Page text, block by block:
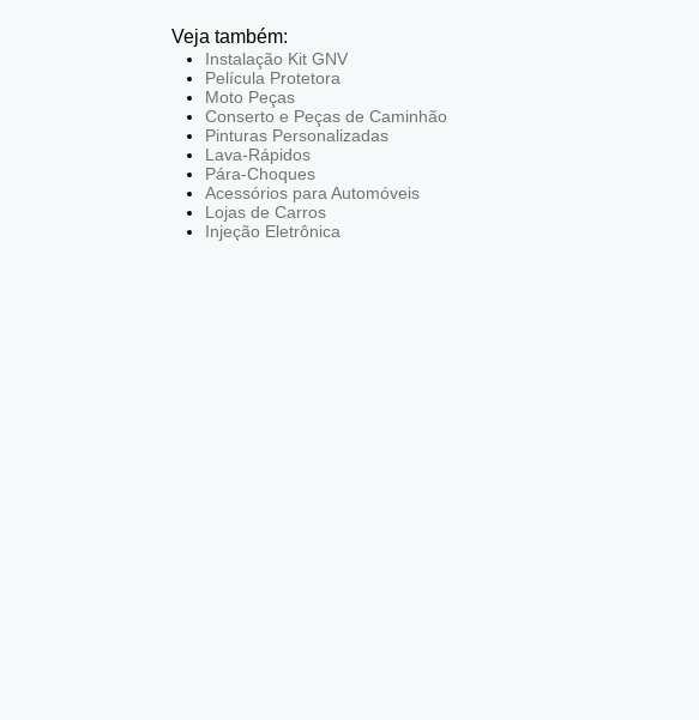
Veja também:
Instalação Kit GNV
Película Protetora
Moto Peças
Conserto e Peças de Caminhão
Pinturas Personalizadas
Lava-Rápidos
Pára-Choques
Acessórios para Automóveis
Lojas de Carros
Injeção Eletrônica